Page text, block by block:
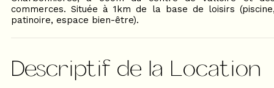
commerces. Située à 1km de la base de loisirs
patinoire, espace bien-être).
Descriptif de la Location